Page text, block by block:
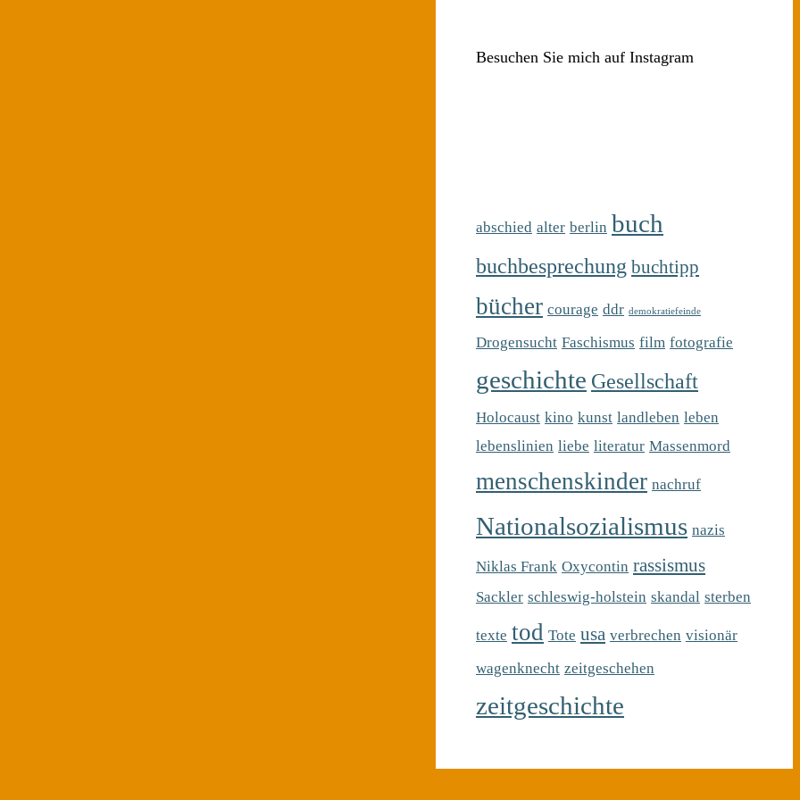
Besuchen Sie mich auf Instagram
abschied alter berlin buch
buchbesprechung buchtipp
bücher courage ddr demokratiefeinde
Drogensucht Faschismus film fotografie
geschichte Gesellschaft
Holocaust kino kunst landleben leben
lebenslinien liebe literatur Massenmord
menschenskinder nachruf
Nationalsozialismus nazis
Niklas Frank Oxycontin rassismus
Sackler schleswig-holstein skandal sterben
texte tod Tote usa verbrechen visionär
wagenknecht zeitgeschehen
zeitgeschichte